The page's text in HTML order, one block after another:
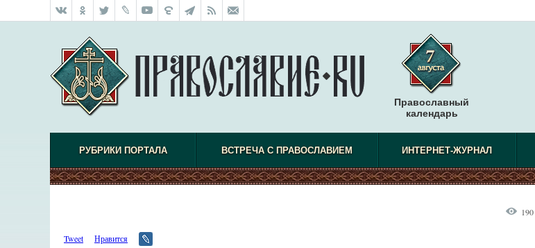
Православный
календарь
РУБРИКИ ПОРТАЛА ВСТРЕЧА С ПРАВОСЛАВИЕМ ИНТЕРНЕТ-ЖУРНАЛ
Tweet Нравится